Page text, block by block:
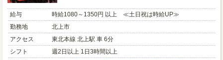
給与
時給1080～1350円 以上 ≪土日祝は時給UP≫
勤務地
北上市
アクセス
東北本線 北上駅 車 6分
シフト
週2日以上 1日3時間以上